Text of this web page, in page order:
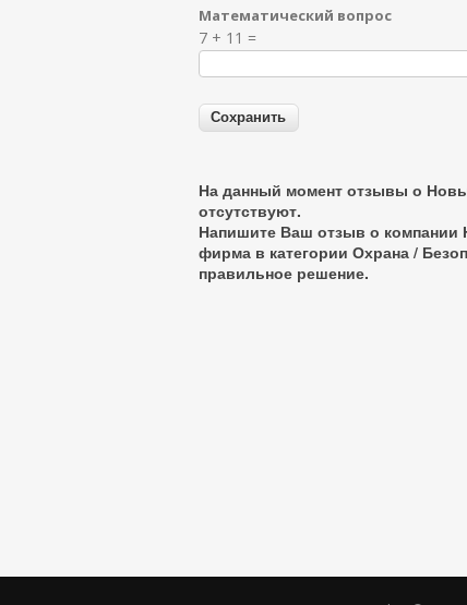
Я спамер
Математический вопрос
7 + 11 =
На данный момент отзывы о
отсутствуют.
Напишите Ваш отзыв о
фирма в категории Охрана /
правильное решение.